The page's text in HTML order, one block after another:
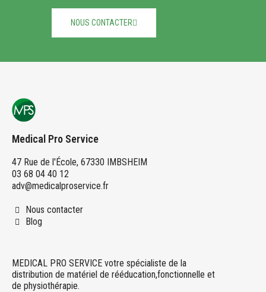
NOUS CONTACTER
Medical Pro Service
47 Rue de l'École, 67330 IMBSHEIM
03 68 04 40 12
adv@medicalproservice.fr
Nous contacter
Blog
MEDICAL PRO SERVICE votre spécialiste de la
distribution de matériel de rééducation,fonctionnelle et
de physiothérapie.